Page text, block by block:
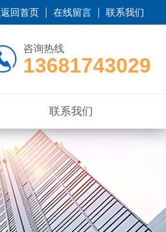
返回首页 在线留言 联系我们
咨询热线
13681743029
联系我们